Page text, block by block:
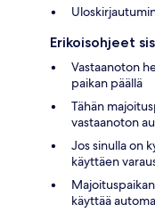
Erikoisohjeet
Vastaanoton
paikan päällä
Tähän
vastaanoton
Jos sinulla on
käyttäen
käyttää